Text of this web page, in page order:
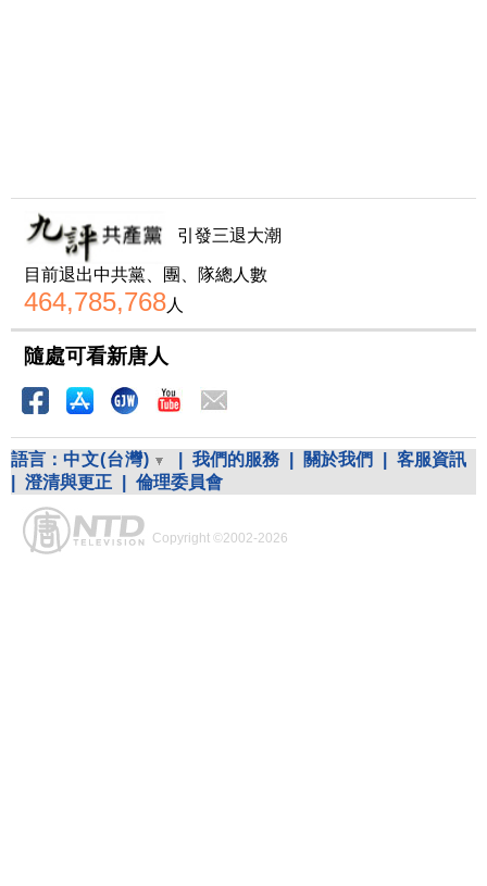
引發三退大潮
目前退出中共黨、團、隊總人數
464,785,768人
隨處可看新唐人
語言： 中文(台灣) 我們的服務 關於我們
客服資訊
澄清與更正 倫理委員會
Copyright ©2002-2026